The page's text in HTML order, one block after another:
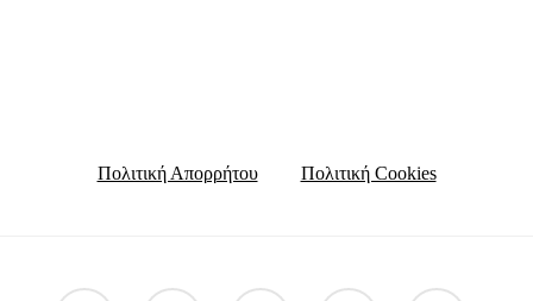
Πολιτική Απορρήτου Πολιτική Cookies